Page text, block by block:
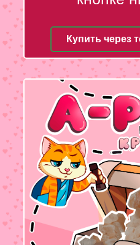
Купить через